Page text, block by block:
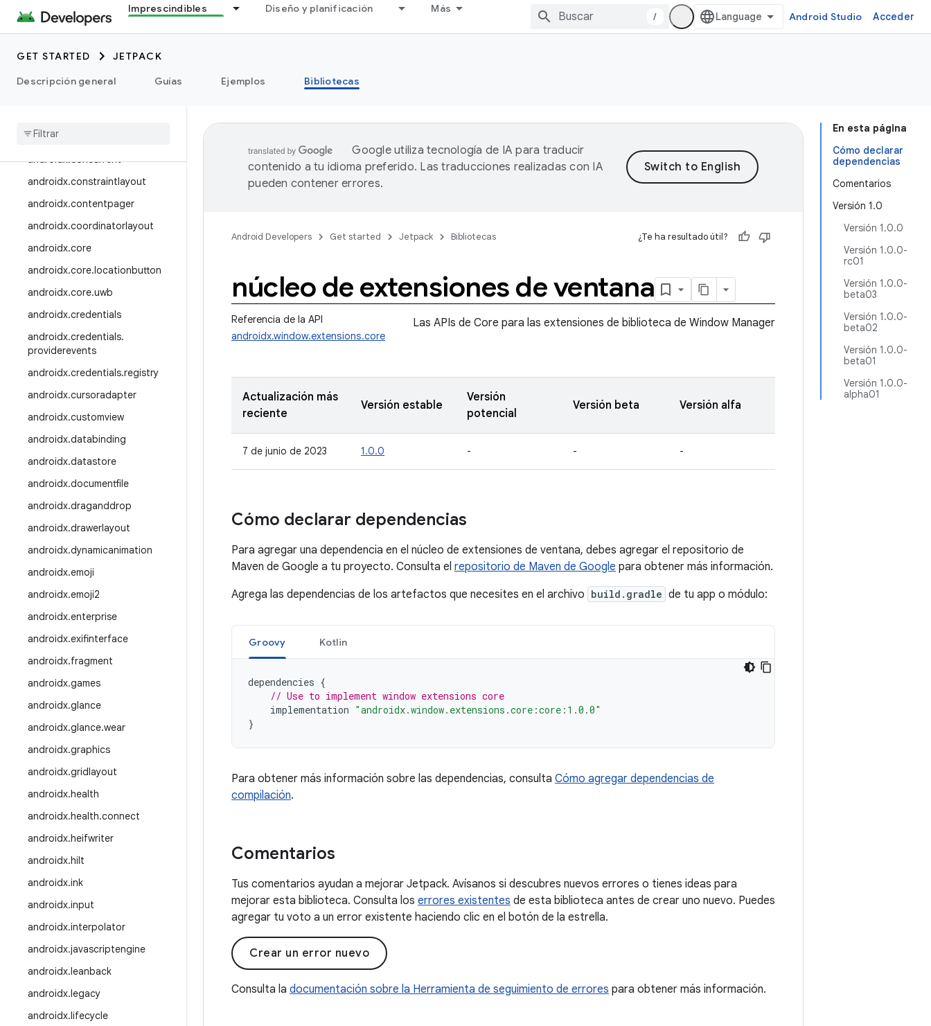
Imprescindibles Diseño y planificación Más
/ Android Studio Acceder
GET STARTED
JETPACK
Descripción general
Guías Ejemplos Bibliotecas
androidx.compose.material
androidx.compose.material3
androidx.compose.material3.ad
androidx
androidx.concurrent
androidx.constraintlayout
androidx.contentpager
androidx.coordinatorlayout
androidx.core
androidx.core.locationbutton
androidx.core.uwb
androidx.credentials
androidx.credentials.
providerevents
androidx.credentials.registry
androidx.cursoradapter
androidx.customview
androidx.databinding
androidx.datastore
androidx.documentfile
androidx.draganddrop
androidx.drawerlayout
androidx.dynamicanimation
androidx.emoji
androidx.emoji2
androidx.enterprise
androidx.exifinterface
androidx.fragment
androidx.games
androidx.glance
androidx.glance.wear
androidx.graphics
androidx.gridlayout
androidx.health
androidx.health.connect
androidx.heifwriter
androidx.hilt
androidx.ink
androidx.input
androidx.interpolator
androidx.javascriptengine
androidx.leanback
androidx.legacy
androidx.lifecycle
En esta página
Cómo declarar
dependencias
Comentarios
Versión 1.0
Versión 1.0.0
Versión 1.0.0-
rc01
Versión 1.0.0-
beta03
Versión 1.0.0-
beta02
Versión 1.0.0-
beta01
Versión 1.0.0-
alpha01
Google utiliza tecnología de IA para traducir
contenido a tu idioma preferido. Las traducciones realizadas con IA
pueden contener errores.
Android Developers Get started Jetpack Bibliotecas ¿Te ha resultado útil?
núcleo de extensiones de ventana
Referencia de la API
androidx.window.extensions.core
Las APIs de Core para las extensiones de biblioteca de Window Manager
Actualización más
reciente
Versión estable
Versión
potencial
Versión beta Versión alfa
7 de junio de 2023 1.0.0 - - -
Cómo declarar dependencias
Para agregar una dependencia en el núcleo de extensiones de ventana, debes agregar el repositorio de
Maven de Google a tu proyecto. Consulta el repositorio de Maven de Google para obtener más información.
Agrega las dependencias de los artefactos que necesites en el archivo build.gradle de tu app o módulo:
Groovy Kotlin
dependencies {
// Use to implement window extensions core
implementation "androidx.window.extensions.core:core:1.0.0"
}
Para obtener más información sobre las dependencias, consulta Cómo agregar dependencias de
compilación.
Comentarios
Tus comentarios ayudan a mejorar Jetpack. Avísanos si descubres nuevos errores o tienes ideas para
mejorar esta biblioteca. Consulta los errores existentes de esta biblioteca antes de crear uno nuevo. Puedes
agregar tu voto a un error existente haciendo clic en el botón de la estrella.
Crear un error nuevo
Consulta la documentación sobre la Herramienta de seguimiento de errores para obtener más información.